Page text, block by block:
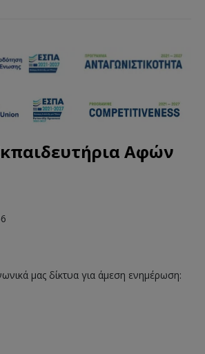
Αφών
μας δίκτυα για άμεση ενημέρωση: